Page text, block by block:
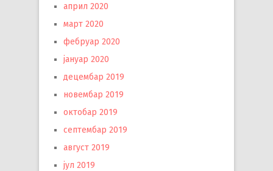
април 2020
март 2020
фебруар 2020
јануар 2020
децембар 2019
новембар 2019
октобар 2019
септембар 2019
август 2019
јул 2019